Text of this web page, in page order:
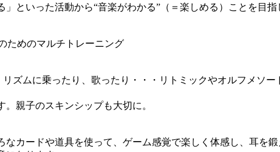
といった活動から“音楽がわかる”（＝楽しめる）ことを目指
めのマルチトレーニング
ズムに乗ったり、歌ったり・・・リトミックやオルフメソー
親子のスキンシップも大切に。
カードや道具を使って、ゲーム感覚で楽しく体感し、耳を鍛